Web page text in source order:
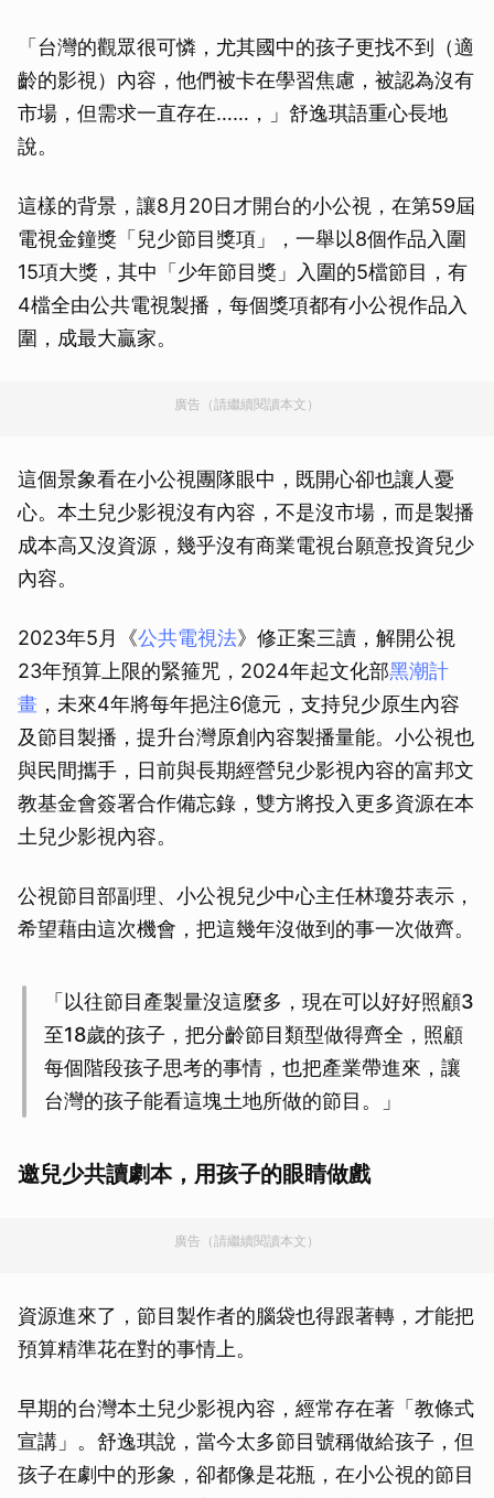
「台灣的觀眾很可憐，尤其國中的孩子更找不到（適
齡的影視）內容，他們被卡在學習焦慮，被認為沒有
市場，但需求一直存在……，」舒逸琪語重心長地
說。
這樣的背景，讓8月20日才開台的小公視，在第59屆
電視金鐘獎「兒少節目獎項」，一舉以8個作品入圍
15項大獎，其中「少年節目獎」入圍的5檔節目，有
4檔全由公共電視製播，每個獎項都有小公視作品入
圍，成最大贏家。
廣告（請繼續閱讀本文）
這個景象看在小公視團隊眼中，既開心卻也讓人憂
心。本土兒少影視沒有內容，不是沒市場，而是製播
成本高又沒資源，幾乎沒有商業電視台願意投資兒少
內容。
2023年5月《公共電視法》修正案三讀，解開公視
23年預算上限的緊箍咒，2024年起文化部黑潮計
畫 ，未來4年將每年挹注6億元，支持兒少原生內容
及節目製播，提升台灣原創內容製播量能。小公視也
與民間攜手，日前與長期經營兒少影視內容的富邦文
教基金會簽署合作備忘錄，雙方將投入更多資源在本
土兒少影視內容。
公視節目部副理、小公視兒少中心主任林瓊芬表示，
希望藉由這次機會，把這幾年沒做到的事一次做齊。
「以往節目產製量沒這麼多，現在可以好好照顧3
至18歲的孩子，把分齡節目類型做得齊全，照顧
每個階段孩子思考的事情，也把產業帶進來，讓
台灣的孩子能看這塊土地所做的節目。」
邀兒少共讀劇本，用孩子的眼睛做戲
廣告（請繼續閱讀本文）
資源進來了，節目製作者的腦袋也得跟著轉，才能把
預算精準花在對的事情上。
早期的台灣本土兒少影視內容，經常存在著「教條式
宣講」。舒逸琪說，當今太多節目號稱做給孩子，但
孩子在劇中的形象，卻都像是花瓶，在小公視的節目